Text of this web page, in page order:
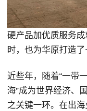
硬产品加优质服务
时，也为华原打造了
近些年，随着“一带
海”成为世界经济、
之关键一环。在出